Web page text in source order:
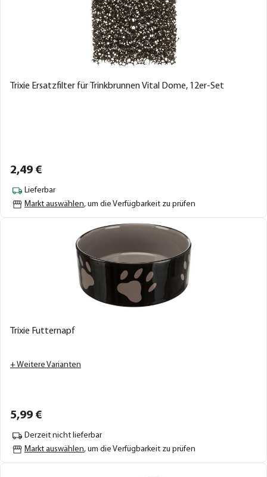
Trixie Ersatzfilter für Trinkbrunnen Vital Dome, 12er-Set
2,49 €
Lieferbar
Markt auswählen, um die Verfügbarkeit zu prüfen
Trixie Futternapf
+ Weitere Varianten
5,99 €
Derzeit nicht lieferbar
Markt auswählen, um die Verfügbarkeit zu prüfen